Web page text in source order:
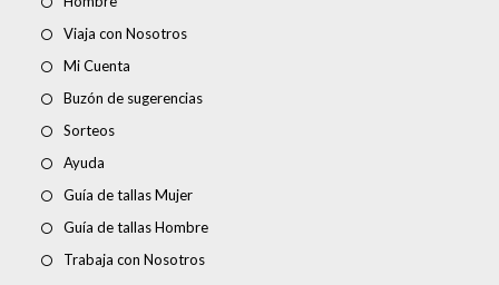
Viaja con Nosotros
Mi Cuenta
Buzón de sugerencias
Sorteos
Ayuda
Guía de tallas Mujer
Guía de tallas Hombre
Trabaja con Nosotros